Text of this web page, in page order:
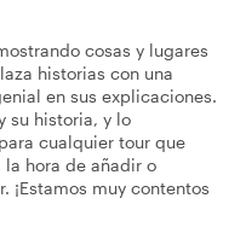
cosas y lugares
historias con una
en sus explicaciones.
su historia, y lo
cualquier tour que
hora de añadir o
¡Estamos muy contentos